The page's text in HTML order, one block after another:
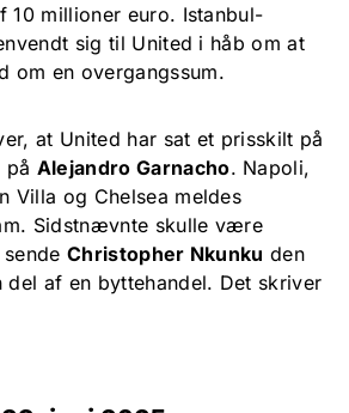
10 millioner euro. Istanbul-
sig til United i håb om at
om en overgangssum.
at United har sat et prisskilt på
på Alejandro Garnacho. Napoli,
Villa og Chelsea meldes
Sidstnævnte skulle være
sendeChristopher Nkunku den
del af en byttehandel. Det skriver